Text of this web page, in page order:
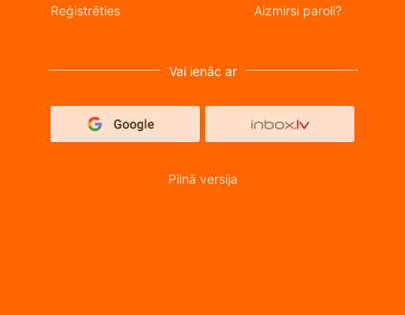
Reģistrēties Aizmirsi paroli?
Vai ienāc ar
Pilnā versija